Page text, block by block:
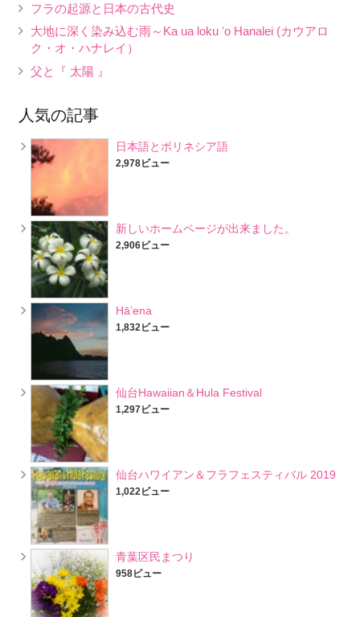
フラの起源と日本の古代史
大地に深く染み込む雨～Ka ua loku ʻo Hanalei (カウアロ
ク・オ・ハナレイ）
父と『 太陽 』
人気の記事
日本語とポリネシア語
2,978ビュー
新しいホームページが出来ました。
2,906ビュー
Hā’ena
1,832ビュー
仙台Hawaiian＆Hula Festival
1,297ビュー
仙台ハワイアン＆フラフェスティバル 2019
1,022ビュー
青葉区民まつり
958ビュー